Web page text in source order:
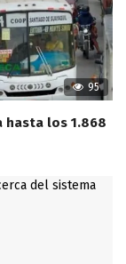
95
hasta los 1.868